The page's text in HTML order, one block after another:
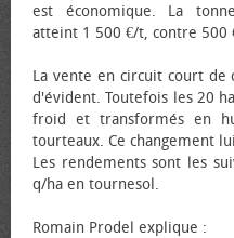
est économique. La
atteint 1 500 €/t, contre 500
La vente en circuit court
d'évident. Toutefois les 20
froid et transformés en
tourteaux. Ce changement
Les rendements sont les
q/ha en tournesol.
Romain Prodel explique :